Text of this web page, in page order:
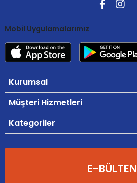
Mobil Uygulamalarımız
Kurumsal
Müşteri Hizmetleri
Kategoriler
E-BÜLTEN